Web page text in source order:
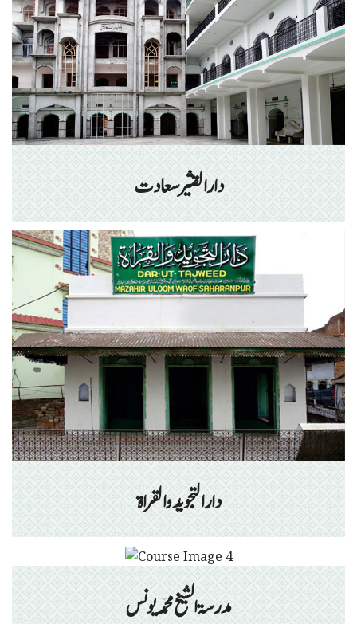
دارالقثیر سعادت
دارالتجوید والقراۃ
مدرسۃ الشیخ محمد یونس